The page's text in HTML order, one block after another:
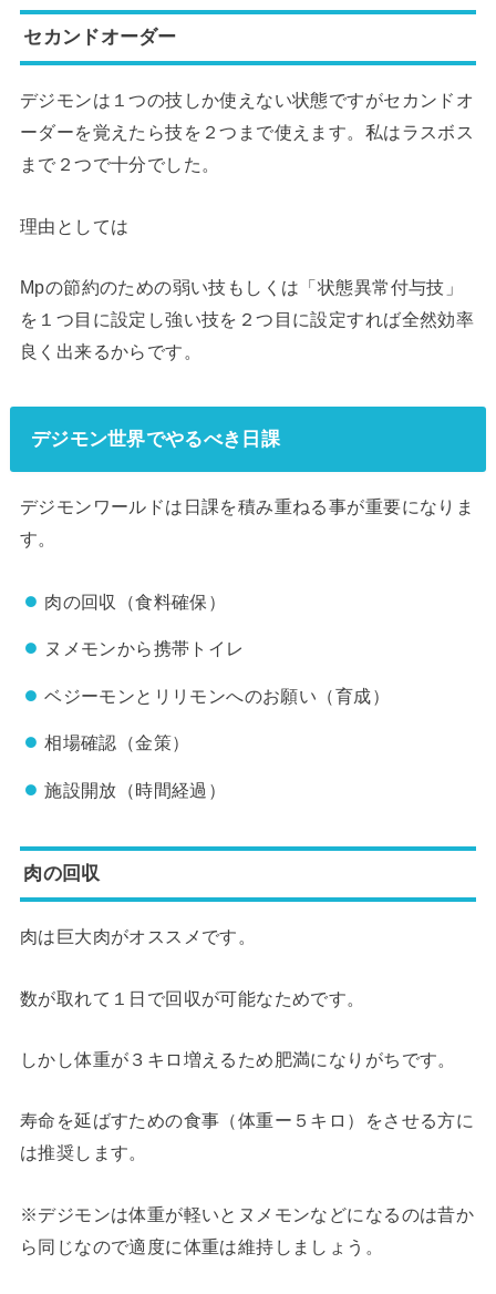
セカンドオーダー
デジモンは１つの技しか使えない状態ですがセカンドオ
ーダーを覚えたら技を２つまで使えます。私はラスボス
まで２つで十分でした。
理由としては
Mpの節約のための弱い技もしくは「状態異常付与技」
を１つ目に設定し強い技を２つ目に設定すれば全然効率
良く出来るからです。
デジモン世界でやるべき日課
デジモンワールドは日課を積み重ねる事が重要になりま
す。
肉の回収（食料確保）
ヌメモンから携帯トイレ
ベジーモンとリリモンへのお願い（育成）
相場確認（金策）
施設開放（時間経過）
肉の回収
肉は巨大肉がオススメです。
数が取れて１日で回収が可能なためです。
しかし体重が３キロ増えるため肥満になりがちです。
寿命を延ばすための食事（体重ー５キロ）をさせる方に
は推奨します。
※デジモンは体重が軽いとヌメモンなどになるのは昔か
ら同じなので適度に体重は維持しましょう。